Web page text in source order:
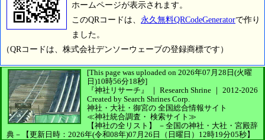
ホームページが表示されます。
このQRコードは、 永久無料QRCodeGeneratorで作り
ました。
（QRコードは、株式会社デンソーウェーブの登録商標です）
[This page was uploaded on 2026年07月28日(火曜
日)10時56分18秒]
『神社リサーチ』 ｜ Research Shrine ｜ 2012-2026
Created by Search Shrines Corp.
神社・大社・御宮の 全国総合情報サイト
≪神社統合調査・ 検索サイト≫
【神社の全リスト】
－全国の神社・大社・宮殿辞
典－
【更新日時：2026年(令和08年)07月26日（日曜日）12時19分05秒】